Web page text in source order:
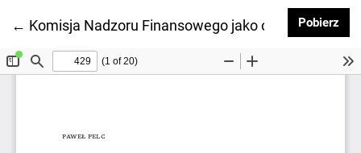
← Wróć do szczegółów artykułu
Komisja Nadzoru Finansowego jako organ nadzoru
Pobierz